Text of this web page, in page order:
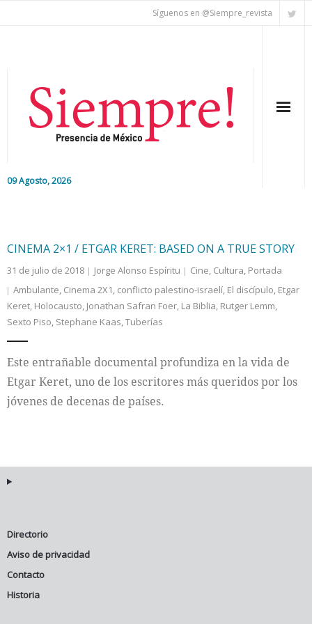
Síguenos en @Siempre_revista
09 Agosto, 2026
Nacional
Colaboradores
Cultura
CINEMA 2×1 / ETGAR KERET: BASED ON A TRUE STORY
31 de julio de 2018 Jorge Alonso Espíritu Cine, Cultura, Portada
Ambulante, Cinema 2X1, conflicto palestino-israelí, El discípulo, Etgar
Keret, Holocausto, Jonathan Safran Foer, La Biblia, Rutger Lemm,
Sexto Piso, Stephane Kaas,Tuberías
Este entrañable documental profundiza en la vida de
Etgar Keret, uno de los escritores más queridos por los
jóvenes de decenas de países.
Directorio
Aviso de privacidad
Contacto
Historia